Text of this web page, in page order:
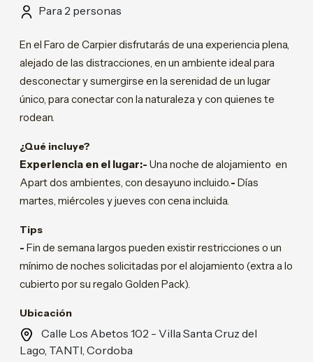
Para 2 personas
En el Faro de Carpier disfrutarás de una experiencia plena,
alejado de las distracciones, en un ambiente ideal para
desconectar y sumergirse en la serenidad de un lugar
único, para conectar con la naturaleza y con quienes te
rodean.
¿Qué incluye?
Experiencia en el lugar:- Una noche de alojamiento en
Apart dos ambientes, con desayuno incluido.- Días
martes, miércoles y jueves con cena incluida.
Tips
- Fin de semana largos pueden existir restricciones o un
mínimo de noches solicitadas por el alojamiento (extra a lo
cubierto por su regalo Golden Pack).
Ubicación
Calle Los Abetos 102 - Villa Santa Cruz del
Lago, TANTI, Cordoba